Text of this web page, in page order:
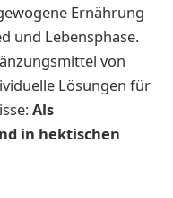
Ernährung
und Lebensphase.
von
Lösungen für
Als
in hektischen